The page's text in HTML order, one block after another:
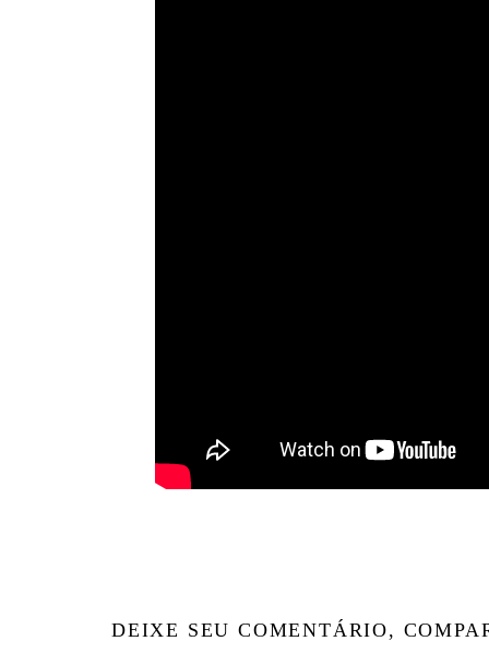
DEIXE SEU COMENTÁRIO,